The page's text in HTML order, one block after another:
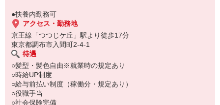
マニュアルも用意していますので飲食店が初めての方でも大丈夫！
もちろん先輩クルーがしっかり教えてくれるので安心してくださ
い。
●扶養内勤務可
アクセス・勤務地
京王線「つつじケ丘」駅より徒歩17分
東京都調布市入間町2-4-1
待遇
○髪型・髪色自由※就業時の規定あり
○時給UP制度
○給与前払い制度（稼働分・規定あり）
○役職手当
○社会保険完備